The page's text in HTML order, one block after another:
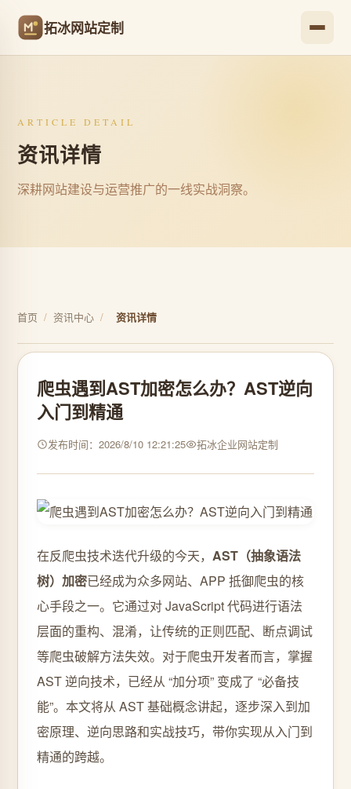
拓冰网站定制
ARTICLE DETAIL
资讯详情
深耕网站建设与运营推广的一线实战洞察。
首页 / 资讯中心 / 资讯详情
爬虫遇到AST加密怎么办？AST逆向
入门到精通
发布时间：2026/8/10 12:21:25 拓冰企业网站定制
在反爬虫技术迭代升级的今天， AST（抽象语法
树）加密已经成为众多网站、APP 抵御爬虫的核
心手段之一。它通过对 JavaScript 代码进行语法
层面的重构、混淆，让传统的正则匹配、断点调试
等爬虫破解方法失效。对于爬虫开发者而言，掌握
AST 逆向技术，已经从 “加分项” 变成了 “必备技
能”。本文将从 AST 基础概念讲起，逐步深入到加
密原理、逆向思路和实战技巧，带你实现从入门到
精通的跨越。